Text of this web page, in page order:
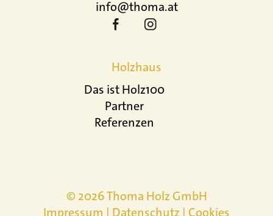
info@thoma.at
Holzhaus
Das ist Holz100
Partner
Referenzen
© 2026 Thoma Holz GmbH
Impressum | Datenschutz | Cookies